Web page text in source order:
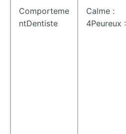
Comporteme
ntDentiste
Calme :
4Peureux